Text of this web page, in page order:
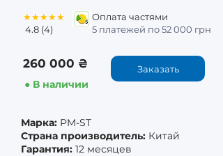
★★★★★
4.8 (4)
Оплата частями
5 платежей по 52 000 грн
260 000 ₴
● В наличии
Заказать
Марка: PM-ST
Страна производитель: Китай
Гарантия: 12 месяцев